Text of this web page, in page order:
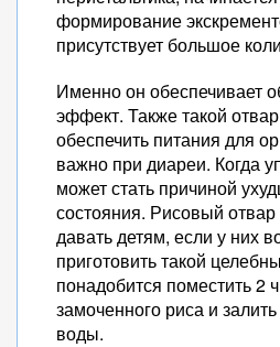
формирование
присутствует большое
Именно он обеспечивает
эффект. Также такой
обеспечить питания для
важно при диареи. Когда
может стать причиной
состояния. Рисовый
давать детям, если у них
приготовить такой
понадобится поместить 2
замоченного риса и
воды.